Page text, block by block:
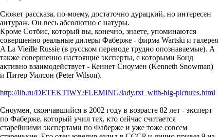
Сюжет рассказа, по-моему, достаточно дурацкий, но интересен
антураж. Он весь абсолютно с натуры.
Кроме Сотбис, который вы, конечно, знаете, упоминаются
совершенно реальные дилеры Фаберже - фирма Wartski и галерея
A La Vieille Russie (в русском переводе трудно опознаваемые). А
также совершенно настоящие эксперты, с которыми Бонд
активно взаимодействует - Кеннет Сноумен (Kenneth Snowman)
и Питер Уилсон (Peter Wilson).
http://lib.ru/DETEKTIWY/FLEMING/lady.txt_with-big-pictures.html
Сноумен, скончавшийся в 2002 году в возрасте 82 лет - эксперт
по Фаберже, который учил тех, кто сейчас считается
старейшими экспертами по Фаберже и уже тоже совсем